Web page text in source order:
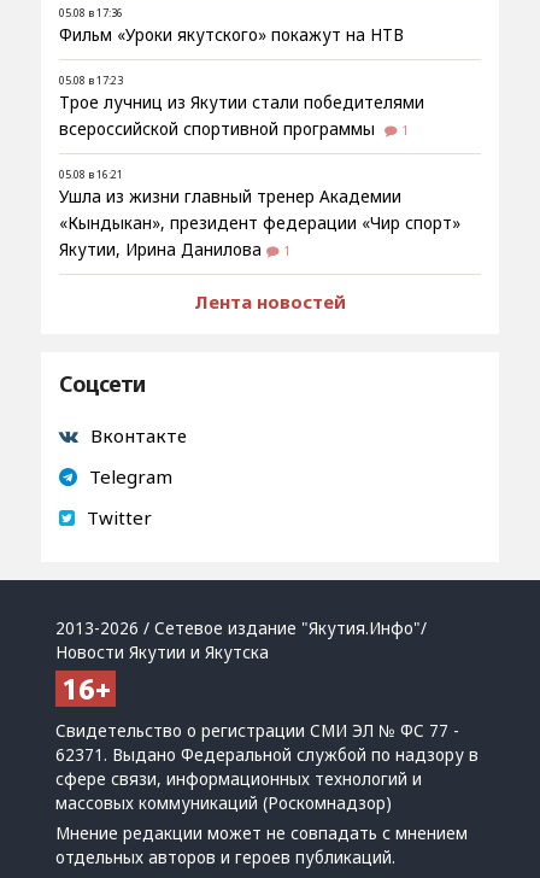
05.08 в 17:36
Фильм «Уроки якутского» покажут на НТВ
05.08 в 17:23
Трое лучниц из Якутии стали победителями
всероссийской спортивной программы
1
05.08 в 16:21
Ушла из жизни главный тренер Академии
«Кындыкан», президент федерации «Чир спорт»
Якутии, Ирина Данилова
1
Лента новостей
Соцсети
Вконтакте
Telegram
Twitter
2013-2026 / Сетевое издание "Якутия.Инфо"/
Новости Якутии и Якутска
Свидетельство о регистрации СМИ ЭЛ № ФС 77 -
62371. Выдано Федеральной службой по надзору в
сфере связи, информационных технологий и
массовых коммуникаций (Роскомнадзор)
Мнение редакции может не совпадать с мнением
отдельных авторов и героев публикаций.